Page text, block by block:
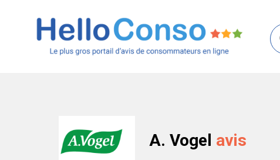
A. Vogel avis